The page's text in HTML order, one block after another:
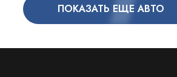
ПОКАЗАТЬ ЕЩЕ АВТО